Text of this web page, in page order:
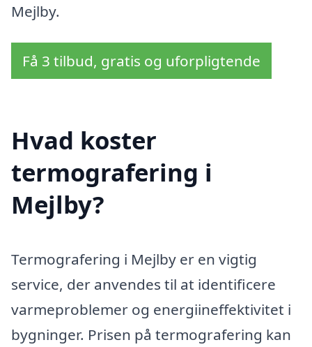
Mejlby.
Få 3 tilbud, gratis og uforpligtende
Hvad koster
termografering i
Mejlby?
Termografering i Mejlby er en vigtig
service, der anvendes til at identificere
varmeproblemer og energiineffektivitet i
bygninger. Prisen på termografering kan